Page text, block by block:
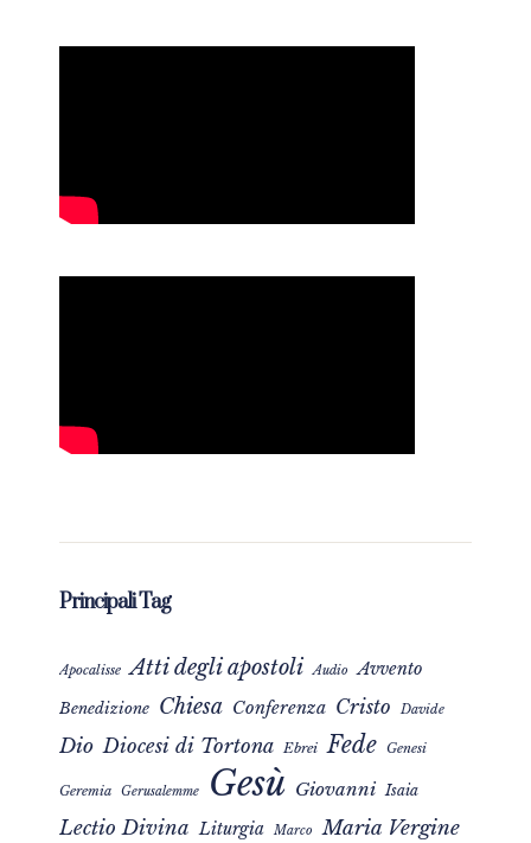
Principali Tag
Apocalisse Atti degli apostoli Audio Avvento
Benedizione Chiesa Conferenza Cristo Davide
Dio Diocesi di Tortona Ebrei Fede Genesi
Geremia Gerusalemme Gesù Giovanni Isaia
Lectio Divina Liturgia Marco Maria Vergine